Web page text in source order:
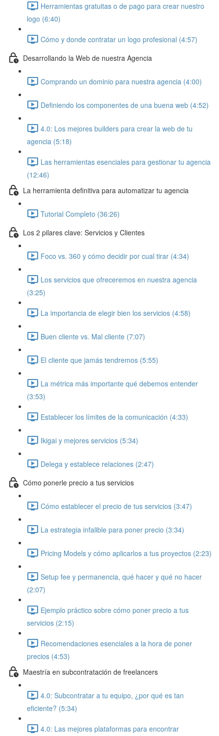
Herramientas gratuitas o de pago para crear nuestro
logo (6:40)
Cómo y donde contratar un logo profesional (4:57)
Desarrollando la Web de nuestra Agencia
Comprando un dominio para nuestra agencia (4:00)
Definiendo los componentes de una buena web (4:52)
4.0: Los mejores builders para crear la web de tu
agencia (5:18)
Las herramientas esenciales para gestionar tu agencia
(12:46)
La herramienta definitiva para automatizar tu agencia
Tutorial Completo (36:26)
Los 2 pilares clave: Servicios y Clientes
Foco vs. 360 y cómo decidir por cual tirar (4:34)
Los servicios que ofreceremos en nuestra agencia
(3:25)
La importancia de elegir bien los servicios (4:58)
Buen cliente vs. Mal cliente (7:07)
El cliente que jamás tendremos (5:55)
La métrica más importante qué debemos entender
(3:53)
Establecer los límites de la comunicación (4:33)
Ikigai y mejores servicios (5:34)
Delega y establece relaciones (2:47)
Cómo ponerle precio a tus servicios
Cómo establecer el precio de tus servicios (3:47)
La estrategia infalible para poner precio (3:34)
Pricing Models y cómo aplicarlos a tus proyectos (2:23)
Setup fee y permanencia, qué hacer y qué no hacer
(2:07)
Ejemplo práctico sobre cómo poner precio a tus
servicios (2:15)
Recomendaciones esenciales a la hora de poner
precios (4:53)
Maestría en subcontratación de freelancers
4.0: Subcontratar a tu equipo, ¿por qué es tan
eficiente? (5:34)
4.0: Las mejores plataformas para encontrar